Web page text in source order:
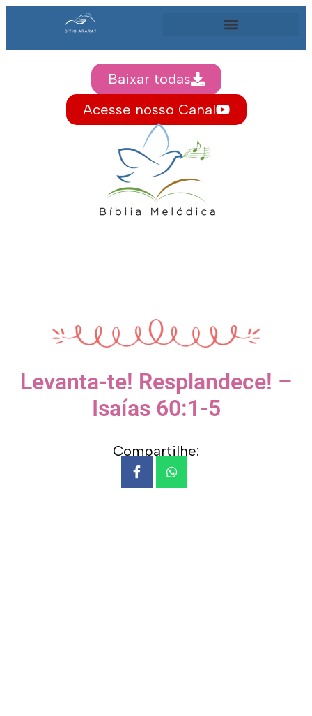
Baixar todas
Acesse nosso Canal
Levanta-te! Resplandece! –
Isaías 60:1-5
Compartilhe: